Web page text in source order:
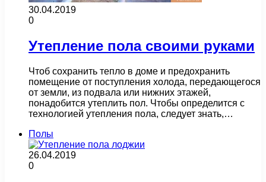
30.04.2019
0
Утепление пола своими руками
Чтоб сохранить тепло в доме и предохранить
помещение от поступления холода, передающегося
от земли, из подвала или нижних этажей,
понадобится утеплить пол. Чтобы определится с
технологией утепления пола, следует знать,…
Полы
26.04.2019
0